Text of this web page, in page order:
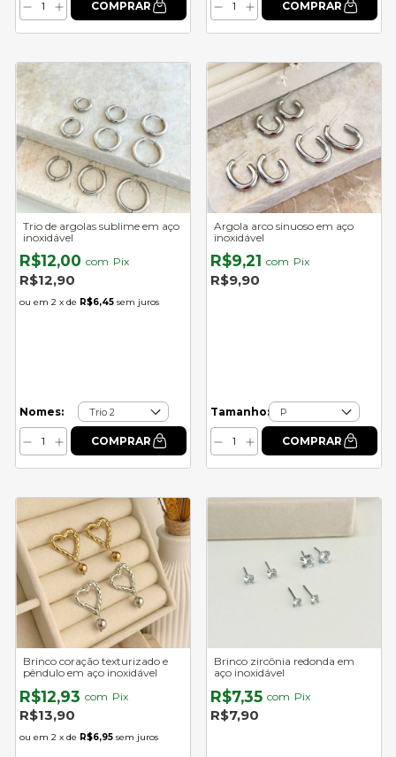
Trio de argolas sublime em aço
inoxidável
R$12,00 com Pix
R$12,90
2 x de R$6,45 sem juros
Nomes:
Argola arco sinuoso em aço
inoxidável
R$9,21 com Pix
R$9,90
Tamanho:
Brinco coração texturizado e
pêndulo em aço inoxidável
R$12,93 com Pix
R$13,90
2 x de R$6,95 sem juros
Brinco zircônia redonda em
aço inoxidável
R$7,35 com Pix
R$7,90